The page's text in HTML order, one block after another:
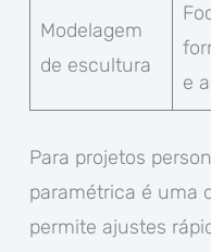
Modelagem
de escultura
e
Para projetos
paramétrica é uma
permite ajustes